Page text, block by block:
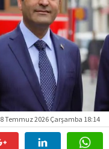
8 Temmuz 2026 Çarşamba 18:14